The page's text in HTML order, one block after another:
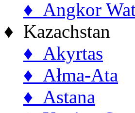
♦ Angkor
♦ Kazachstan
♦ Akyrtas
♦ Ałma-Ata
♦ Astana